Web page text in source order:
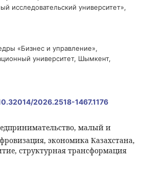
исследовательский университет»,
«Бизнес и управление»,
университет, Шымкент,
2026.2518-1467.1176
малый и
экономика Казахстана,
структурная трансформация